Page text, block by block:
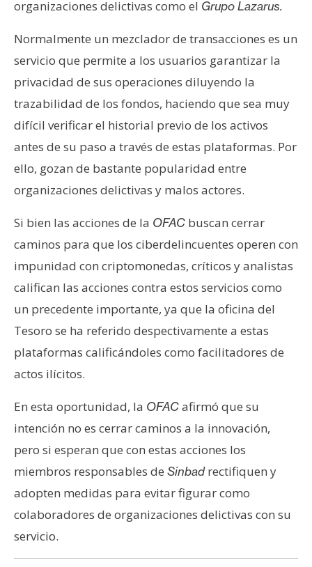
organizaciones delictivas como el Grupo Lazarus.
Normalmente un mezclador de transacciones es un
servicio que permite a los usuarios garantizar la
privacidad de sus operaciones diluyendo la
trazabilidad de los fondos, haciendo que sea muy
difícil verificar el historial previo de los activos
antes de su paso a través de estas plataformas. Por
ello, gozan de bastante popularidad entre
organizaciones delictivas y malos actores.
Si bien las acciones de la OFAC buscan cerrar
caminos para que los ciberdelincuentes operen con
impunidad con criptomonedas, críticos y analistas
califican las acciones contra estos servicios como
un precedente importante, ya que la oficina del
Tesoro se ha referido despectivamente a estas
plataformas calificándoles como facilitadores de
actos ilícitos.
En esta oportunidad, la OFACafirmó que su
intención no es cerrar caminos a la innovación,
pero si esperan que con estas acciones los
miembros responsables de Sinbadrectifiquen y
adopten medidas para evitar figurar como
colaboradores de organizaciones delictivas con su
servicio.